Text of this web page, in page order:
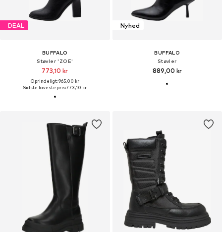
DEAL
BUFFALO
Støvler 'ZOE'
773,10 kr
Oprindeligt: 965,00 kr
Sidste laveste pris:773,10 kr
Nyhed
BUFFALO
Støvler
889,00 kr